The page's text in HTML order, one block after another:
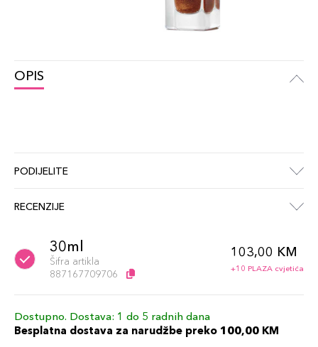
OPIS
PODIJELITE
RECENZIJE
30ml
Šifra artikla
887167709706
103,00 KM
+10 PLAZA cvjetića
Dostupno. Dostava: 1 do 5 radnih dana
Besplatna dostava za narudžbe preko 100,00 KM